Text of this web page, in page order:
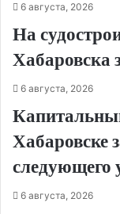
6 августа, 2026
На
Хабаровска
6 августа, 2026
Хабаровске
следующего
6 августа, 2026